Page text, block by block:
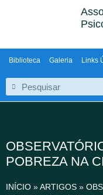
Biblioteca Galeria Links
POBREZA NA
INÍCIO »ARTIGOS »